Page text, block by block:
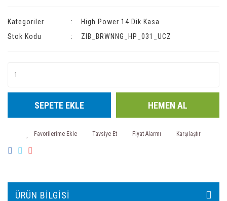
Kategoriler
High Power 14 Dik Kasa
Stok Kodu
ZIB_BRWNNG_HP_031_UCZ
SEPETE EKLE HEMEN AL
Tavsiye Et Fiyat Alarmı Karşılaştır
ÜRÜN BILGISI